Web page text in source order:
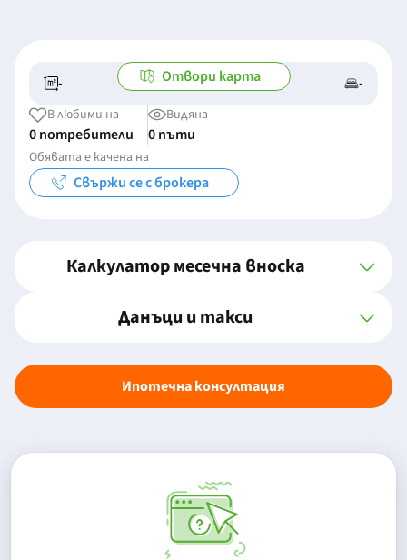
- -/- -
Отвори карта
В любими на
0 потребители
Видяна
0 пъти
Обявата е качена на
Свържи се с брокера
Калкулатор месечна вноска
Данъци и такси
Ипотечна консултация